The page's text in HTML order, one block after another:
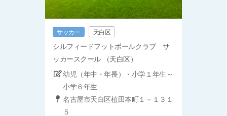
サッカー 天白区
シルフィードフットボールクラブ サ
ッカースクール （天白区）
幼児（年中・年長）・小学１年生～
小学６年生
名古屋市天白区植田本町１－１３１
５